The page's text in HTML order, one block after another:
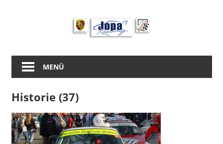
MENÜ
Historie (37)